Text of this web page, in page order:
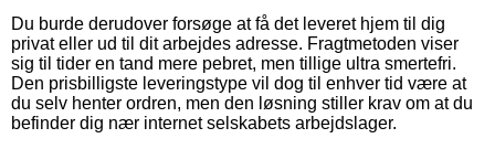
Du burde derudover forsøge at få det leveret hjem til dig
privat eller ud til dit arbejdes adresse. Fragtmetoden viser
sig til tider en tand mere pebret, men tillige ultra smertefri.
Den prisbilligste leveringstype vil dog til enhver tid være at
du selv henter ordren, men den løsning stiller krav om at du
befinder dig nær internet selskabets arbejdslager.